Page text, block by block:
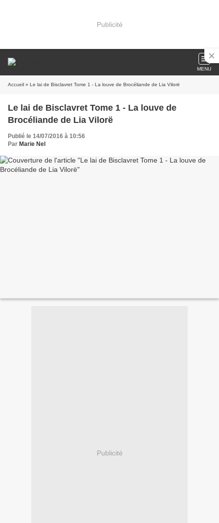
Publicité
MENU
Accueil » Le lai de Bisclavret Tome 1 - La louve de Brocéliande de Lia Vilorë
Le lai de Bisclavret Tome 1 - La louve de
Brocéliande de Lia Vilorë
Publié le 14/07/2016 à 10:56
Par Marie Nel
Publicité